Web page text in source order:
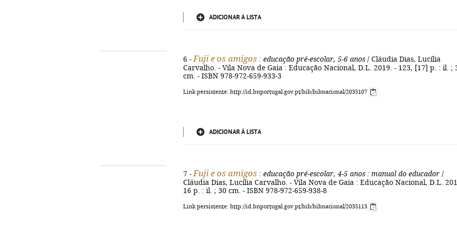
ADICIONAR À LISTA
6 - Fuji e os amigos : educação pré-escolar, 5-6 anos / Cláudia Dias, Lucília
Carvalho. - Vila Nova de Gaia : Educação Nacional, D.L. 2019. - 123, [17] p. : il. ;
cm. - ISBN 978-972-659-933-3
Link persistente: http://id.bnportugal.gov.pt/bib/bibnacional/2035107
ADICIONAR À LISTA
7 - Fuji e os amigos : educação pré-escolar, 4-5 anos : manual do educador /
Cláudia Dias, Lucília Carvalho. - Vila Nova de Gaia : Educação Nacional, D.L.
16 p. : il. ; 30 cm. - ISBN 978-972-659-938-8
Link persistente: http://id.bnportugal.gov.pt/bib/bibnacional/2035113